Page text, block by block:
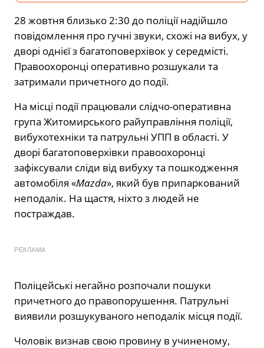
28 жовтня близько 2:30 до поліції надійшло
повідомлення про гучні звуки, схожі на вибух, у
дворі однієї з багатоповерхівок у середмісті.
Правоохоронці оперативно розшукали та
затримали причетного до події.
На місці події працювали слідчо-оперативна
група Житомирського райуправління поліції,
вибухотехніки та патрульні УПП в області. У
дворі багатоповерхівки правоохоронці
зафіксували сліди від вибуху та пошкодження
автомобіля «Mazda», який був припаркований
неподалік. На щастя, ніхто з людей не
постраждав.
РЕКЛАМА
Поліцейські негайно розпочали пошуки
причетного до правопорушення. Патрульні
виявили розшукуваного неподалік місця події.
Чоловік визнав свою провину в учиненому,